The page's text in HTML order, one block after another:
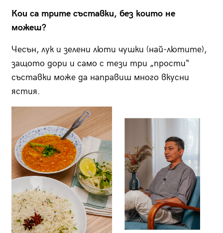
Кои са трите съставки, без които не
можеш?
Чесън, лук и зелени люти чушки (най-лютите),
защото дори и само с тези три „прости“
съставки може да направиш много вкусни
ястия.